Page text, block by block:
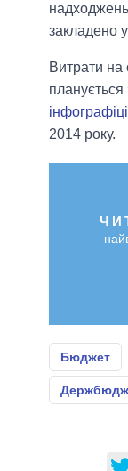
надходжень
закладено
Витрати на
планується
інфографіці
2014 року.
Бюджет